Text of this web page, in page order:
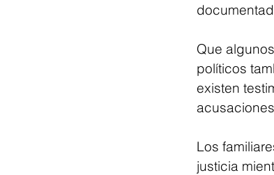
Que
políticos
existen
Los
justicia